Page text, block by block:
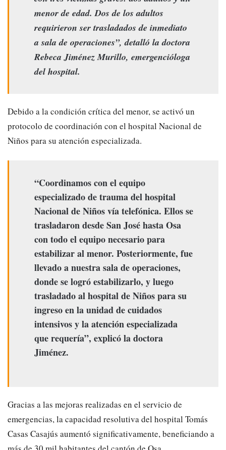
menor de edad. Dos de los adultos
requirieron ser trasladados de inmediato
a sala de operaciones”, detalló la doctora
Rebeca Jiménez Murillo, emergencióloga
del hospital.
Debido a la condición crítica del menor, se activó un
protocolo de coordinación con el hospital Nacional de
Niños para su atención especializada.
“Coordinamos con el equipo
especializado de trauma del hospital
Nacional de Niños vía telefónica. Ellos se
trasladaron desde San José hasta Osa
con todo el equipo necesario para
estabilizar al menor. Posteriormente, fue
llevado a nuestra sala de operaciones,
donde se logró estabilizarlo, y luego
trasladado al hospital de Niños para su
ingreso en la unidad de cuidados
intensivos y la atención especializada
que requería”, explicó la doctora
Jiménez.
Gracias a las mejoras realizadas en el servicio de
emergencias, la capacidad resolutiva del hospital Tomás
Casas Casajús aumentó significativamente, beneficiando a